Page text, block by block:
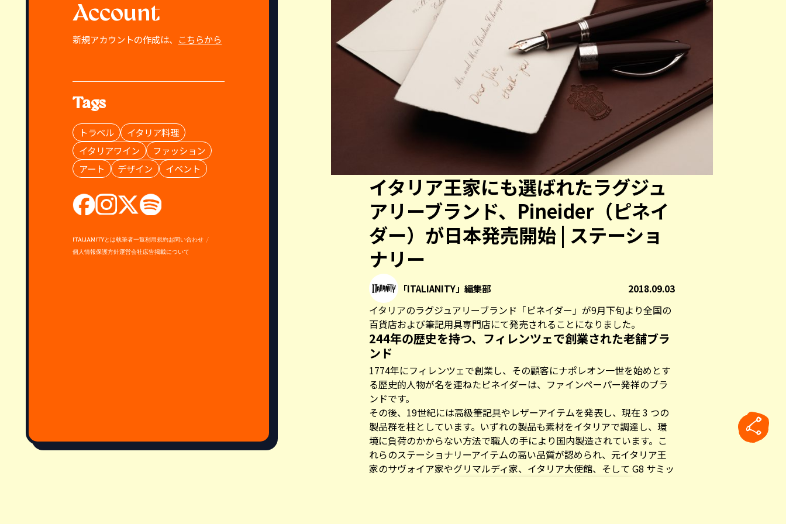
Account
新規アカウントの作成は、 こちらから
Tags
トラベル
イタリア料理
イタリアワイン
ファッション
アート
デザイン イベント
ITALIANITYとは執筆者一覧利用規約お問い合わせ
個人情報保護方針運営会社広告掲載について
イタリア王家にも選ばれたラグジュ
アリーブランド、Pineider（ピネイ
ダー）が日本発売開始 | ステーショ
ナリー
「ITALIANITY」編集部 2018.09.03
イタリアのラグジュアリーブランド「ピネイダー」が9月下旬より全国の
百貨店および筆記用具専門店にて発売されることになりました。
244年の歴史を持つ、フィレンツェで創業された老舗ブラ
ンド
1774年にフィレンツェで創業し、その顧客にナポレオン一世を始めとす
る歴史的人物が名を連ねたピネイダーは、ファインペーパー発祥のブラ
ンドです。
その後、19世紀には高級筆記具やレザーアイテムを発表し、現在 3 つの
製品群を柱としています。いずれの製品も素材をイタリアで調達し、環
境に負荷のかからない方法で職人の手により国内製造されています。こ
れらのステーショナリーアイテムの高い品質が認められ、元イタリア王
家のサヴォイア家やグリマルディ家、イタリア大使館、そして G8 サミッ